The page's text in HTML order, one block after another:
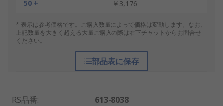
50 +
￥3,176
* 表示は参考価格です。ご購入数量によって価格は変動します。なお、
上記数量を大きく超える大量ご購入の際は右下チャットからお問合せ
ください。
部品表に保存
RS品番:
613-8038